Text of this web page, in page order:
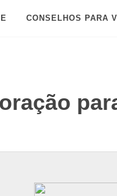
CONSELHOS PARA